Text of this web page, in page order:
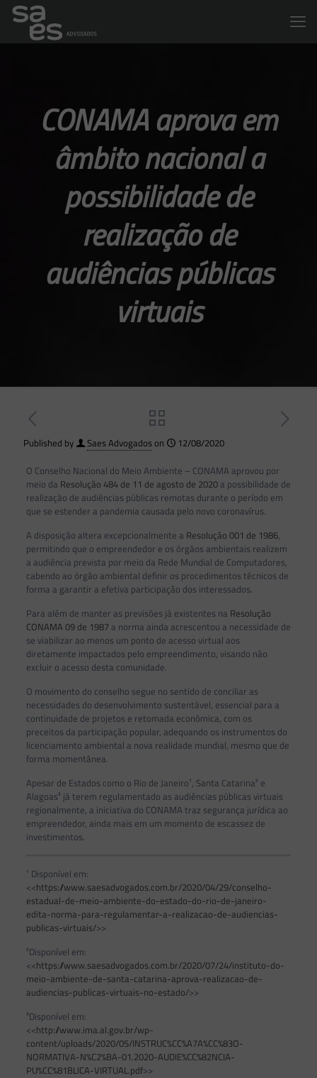
CONAMA aprova em
âmbito nacional a
possibilidade de
realização de
audiências públicas
virtuais
Published by Saes Advogadoson
12/08/2020
O Conselho Nacional do Meio Ambiente – CONAMA aprovou por
meio da Resolução 484 de 11 de agosto de 2020a possibilidade de
realização de audiências públicas remotas durante o período em
que se estender a pandemia causada pelo novo coronavírus.
A disposição altera excepcionalmente a Resolução 001 de 1986,
permitindo que o empreendedor e os órgãos ambientais realizem
a audiência prevista por meio da Rede Mundial de Computadores,
cabendo ao órgão ambiental definir os procedimentos técnicos de
forma a garantir a efetiva participação dos interessados.
Para além de manter as previsões já existentes na Resolução
CONAMA 09 de 1987 a norma ainda acrescentou a necessidade de
se viabilizar ao menos um ponto de acesso virtual aos
diretamente impactados pelo empreendimento, visando não
excluir o acesso desta comunidade.
O movimento do conselho segue no sentido de conciliar as
necessidades do desenvolvimento sustentável, essencial para a
continuidade de projetos e retomada econômica, com os
preceitos da participação popular, adequando os instrumentos do
licenciamento ambiental a nova realidade mundial, mesmo que de
forma momentânea.
Apesar de Estados como o Rio de Janeiro¹, Santa Catarina² e
Alagoas³ já terem regulamentado as audiências públicas virtuais
regionalmente, a iniciativa do CONAMA traz segurança jurídica ao
empreendedor, ainda mais em um momento de escassez de
investimentos.
¹ Disponível em:
<<https://www.saesadvogados.com.br/2020/04/29/conselho-
estadual-de-meio-ambiente-do-estado-do-rio-de-janeiro-
edita-norma-para-regulamentar-a-realizacao-de-audiencias-
publicas-virtuais/>>
²Disponível em:
<<https://www.saesadvogados.com.br/2020/07/24/instituto-do-
meio-ambiente-de-santa-catarina-aprova-realizacao-de-
audiencias-publicas-virtuais-no-estado/>>
³Disponível em:
<<http://www.ima.al.gov.br/wp-
content/uploads/2020/05/INSTRUC%CC%A7A%CC%83O-
NORMATIVA-N%C2%BA-01.2020-AUDIE%CC%82NCIA-
PU%CC%81BLICA-VIRTUAL.pdf>>